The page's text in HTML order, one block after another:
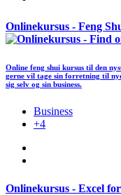
Onlinekursus - Feng
Online feng shui kursus til den
gerne vil tage sin forretning til
sig selv og sin business.
Business
+4
Onlinekursus - Excel